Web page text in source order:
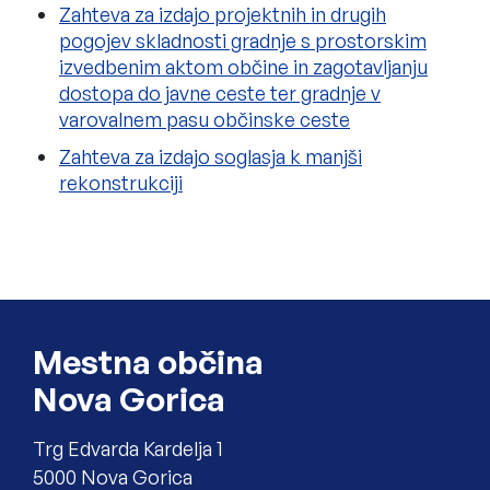
Zahteva za izdajo projektnih in drugih
pogojev skladnosti gradnje s prostorskim
izvedbenim aktom občine in zagotavljanju
dostopa do javne ceste ter gradnje v
varovalnem pasu občinske ceste
Zahteva za izdajo soglasja k manjši
rekonstrukciji
Mestna občina
Nova Gorica
Trg Edvarda Kardelja 1
5000 Nova Gorica